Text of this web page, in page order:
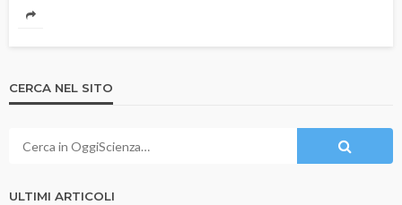
CERCA NEL SITO
ULTIMI ARTICOLI